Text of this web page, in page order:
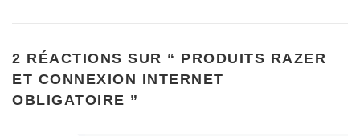
2 RÉACTIONS SUR “ PRODUITS RAZER
ET CONNEXION INTERNET
OBLIGATOIRE ”